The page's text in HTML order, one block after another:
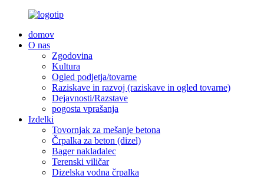
domov
O nas
Zgodovina
Kultura
Ogled podjetja/tovarne
Raziskave in razvoj (raziskave in ogled tovarne)
Dejavnosti/Razstave
pogosta vprašanja
Izdelki
Tovornjak za mešanje betona
Črpalka za beton (dizel)
Bager nakladalec
Terenski viličar
Dizelska vodna črpalka